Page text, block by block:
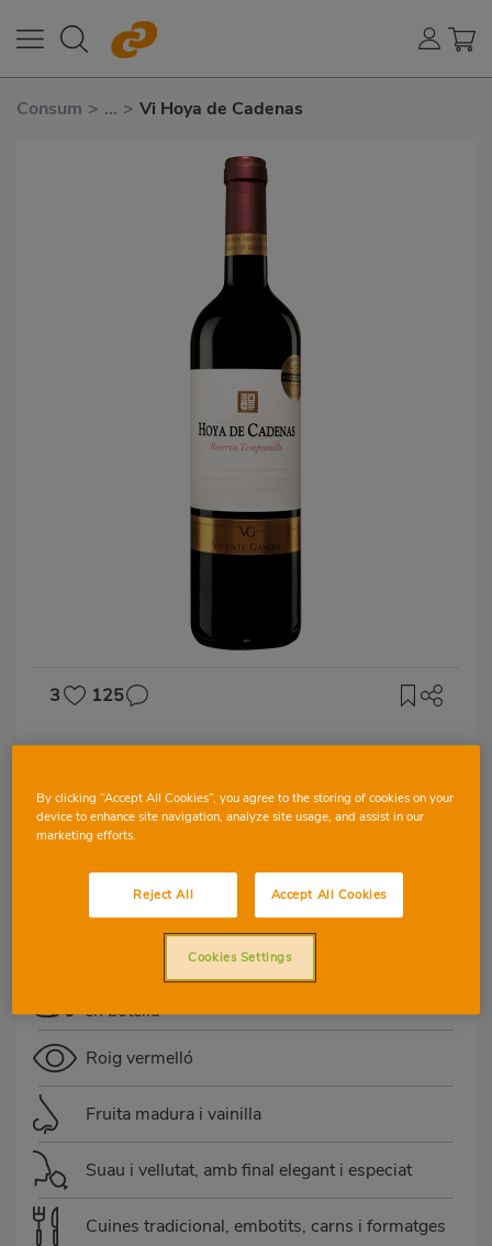
Consum > ... > Vi Hoya de Cadenas
3 125
D.O UTIEL-REQUENA
Vi Hoya de Cadenas
TEMPRANILLO
12 mesos en bota de roure americà i 12 mesos
en botella
Roig vermelló
Fruita madura i vainilla
Suau i vellutat, amb final elegant i especiat
Cuines tradicional, embotits, carns i formatges
By clicking “Accept All Cookies”, you agree to the storing of cookies on your
device to enhance site navigation, analyze site usage, and assist in our
marketing efforts.
Reject All Accept All Cookies
Cookies Settings